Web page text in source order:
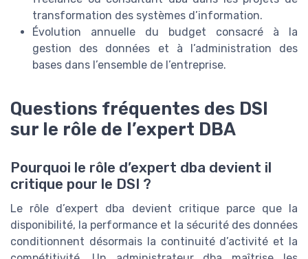
transformation des systèmes d’information.
Évolution annuelle du budget consacré à la
gestion des données et à l’administration des
bases dans l’ensemble de l’entreprise.
Questions fréquentes des DSI
sur le rôle de l’expert DBA
Pourquoi le rôle d’expert dba devient il
critique pour le DSI ?
Le rôle d’expert dba devient critique parce que la
disponibilité, la performance et la sécurité des données
conditionnent désormais la continuité d’activité et la